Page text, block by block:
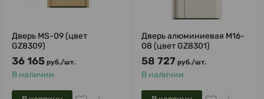
Дверь MS-09 (цвет
GZ8309)
36 165 руб./шт.
В наличии
Дверь алюминиевая M16-
08 (цвет GZ8301)
58 727 руб./шт.
В наличии